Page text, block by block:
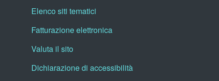
Elenco siti tematici
Fatturazione elettronica
Valuta il sito
Dichiarazione di accessibilità